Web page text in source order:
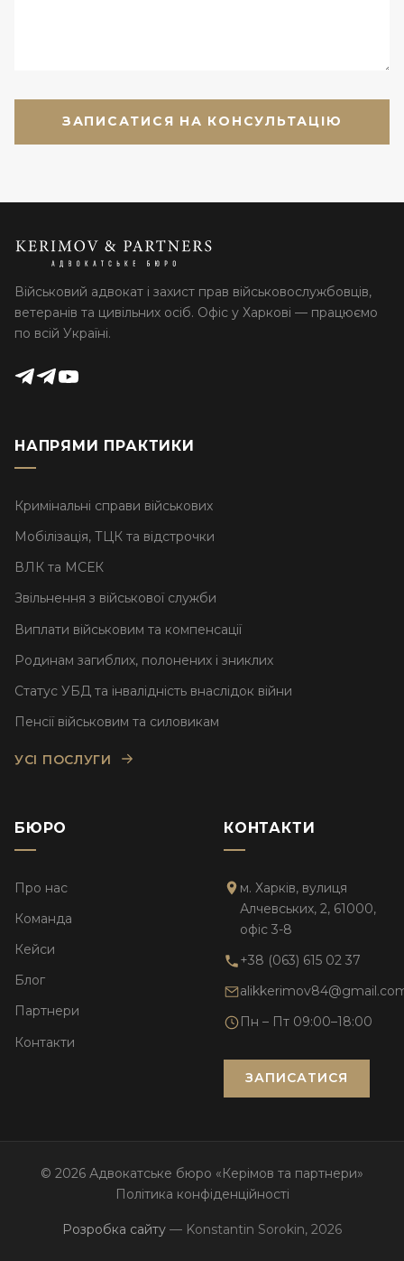
Військовий адвокат і захист прав військовослужбовців,
ветеранів та цивільних осіб. Офіс у Харкові — працюємо
по всій Україні.
НАПРЯМИ ПРАКТИКИ
Кримінальні справи військових
Мобілізація, ТЦК та відстрочки
ВЛК та МСЕК
Звільнення з військової служби
Виплати військовим та компенсації
Родинам загиблих, полонених і зниклих
Статус УБД та інвалідність внаслідок війни
Пенсії військовим та силовикам
УСІ ПОСЛУГИ
БЮРО
Про нас
Команда
Кейси
Блог
Партнери
Контакти
КОНТАКТИ
м. Харків, вулиця
Алчевських, 2, 61000,
офіс 3-8
+38 (063) 615 02 37
Пн – Пт 09:00–18:00
ЗАПИСАТИСЯ
© 2026 Адвокатське бюро «Керімов та партнери»
Політика конфіденційності
Розробка сайту — Konstantin Sorokin, 2026